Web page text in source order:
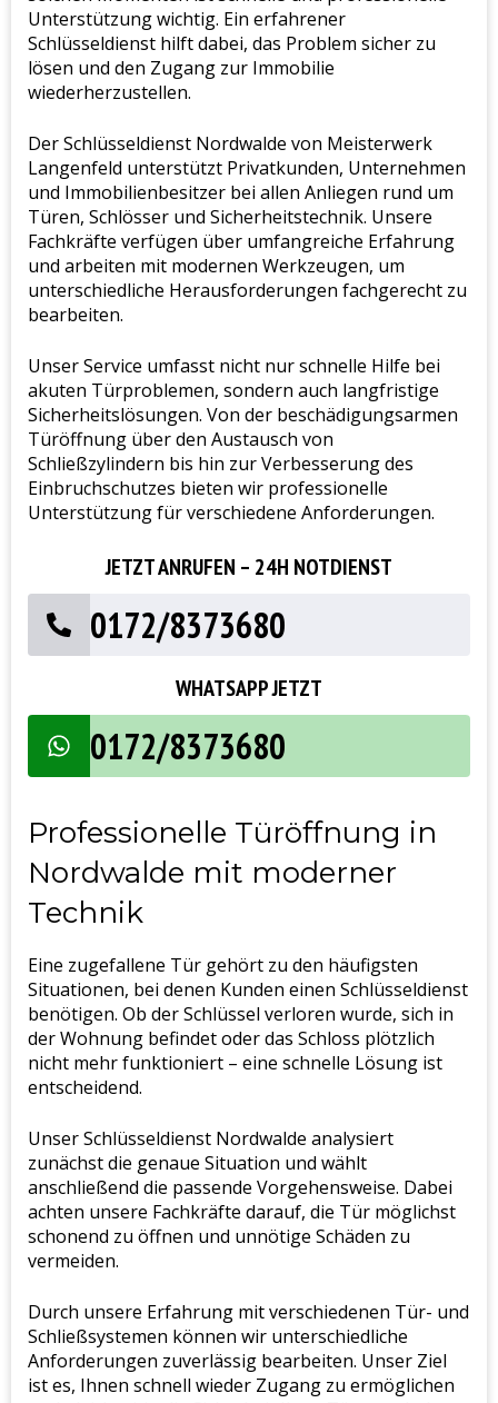
Unterstützung wichtig. Ein erfahrener
Schlüsseldienst hilft dabei, das Problem sicher zu
lösen und den Zugang zur Immobilie
wiederherzustellen.
Der Schlüsseldienst Nordwalde von Meisterwerk
Langenfeld unterstützt Privatkunden, Unternehmen
und Immobilienbesitzer bei allen Anliegen rund um
Türen, Schlösser und Sicherheitstechnik. Unsere
Fachkräfte verfügen über umfangreiche Erfahrung
und arbeiten mit modernen Werkzeugen, um
unterschiedliche Herausforderungen fachgerecht zu
bearbeiten.
Unser Service umfasst nicht nur schnelle Hilfe bei
akuten Türproblemen, sondern auch langfristige
Sicherheitslösungen. Von der beschädigungsarmen
Türöffnung über den Austausch von
Schließzylindern bis hin zur Verbesserung des
Einbruchschutzes bieten wir professionelle
Unterstützung für verschiedene Anforderungen.
JETZT ANRUFEN – 24H NOTDIENST
0172/8373680
WHATSAPP JETZT
0172/8373680
Professionelle Türöffnung in
Nordwalde mit moderner
Technik
Eine zugefallene Tür gehört zu den häufigsten
Situationen, bei denen Kunden einen Schlüsseldienst
benötigen. Ob der Schlüssel verloren wurde, sich in
der Wohnung befindet oder das Schloss plötzlich
nicht mehr funktioniert – eine schnelle Lösung ist
entscheidend.
Unser Schlüsseldienst Nordwalde analysiert
zunächst die genaue Situation und wählt
anschließend die passende Vorgehensweise. Dabei
achten unsere Fachkräfte darauf, die Tür möglichst
schonend zu öffnen und unnötige Schäden zu
vermeiden.
Durch unsere Erfahrung mit verschiedenen Tür- und
Schließsystemen können wir unterschiedliche
Anforderungen zuverlässig bearbeiten. Unser Ziel
ist es, Ihnen schnell wieder Zugang zu ermöglichen